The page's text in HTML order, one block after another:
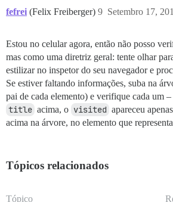
fefrei (Felix Freiberger) Setembro 17,
9
Estou no celular agora, então não posso
mas como uma diretriz geral: tente olhar
estilizar no inspetor do seu navegador e
Se estiver faltando informações, suba na
pai de cada elemento) e verifique cada um
title acima, o visited apareceu
acima na árvore, no elemento que
Tópicos relacionados
Tópico